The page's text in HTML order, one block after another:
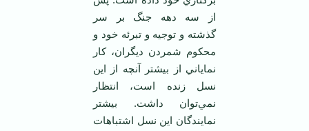
از سه دهه جنگ بر سر
گذشته و توجيه و تبرئه خود و
محکوم شمردن ديگران، کار
نماياني از بيشتر آنچه از اين
نسل زنده است، انتظار
نمي‌توان داشت. بيشتر
نمايندگان اين نسل اشتباهات